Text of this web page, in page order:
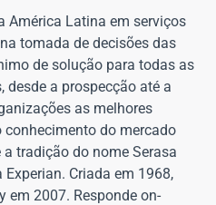
América Latina em serviços
tomada de decisões das
de solução para todas as
desde a prospecção até a
as melhores
do mercado
tradição do nome Serasa
Criada em 1968,
em 2007. Responde on-